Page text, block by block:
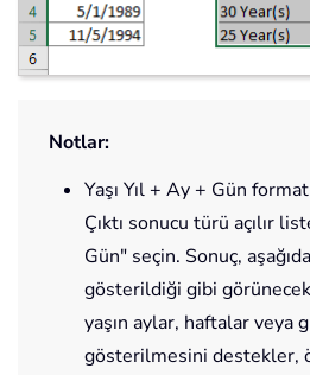
Notlar:
Yaşı Yıl + Ay + Gün
Çıktı sonucu türü açılır
Gün" seçin. Sonuç,
gösterildiği gibi
yaşın aylar, haftalar veya
gösterilmesini destekler,